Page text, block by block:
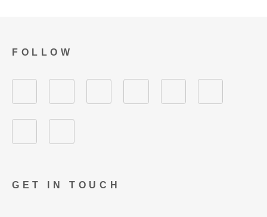
GET IN TOUCH
FOLLOW